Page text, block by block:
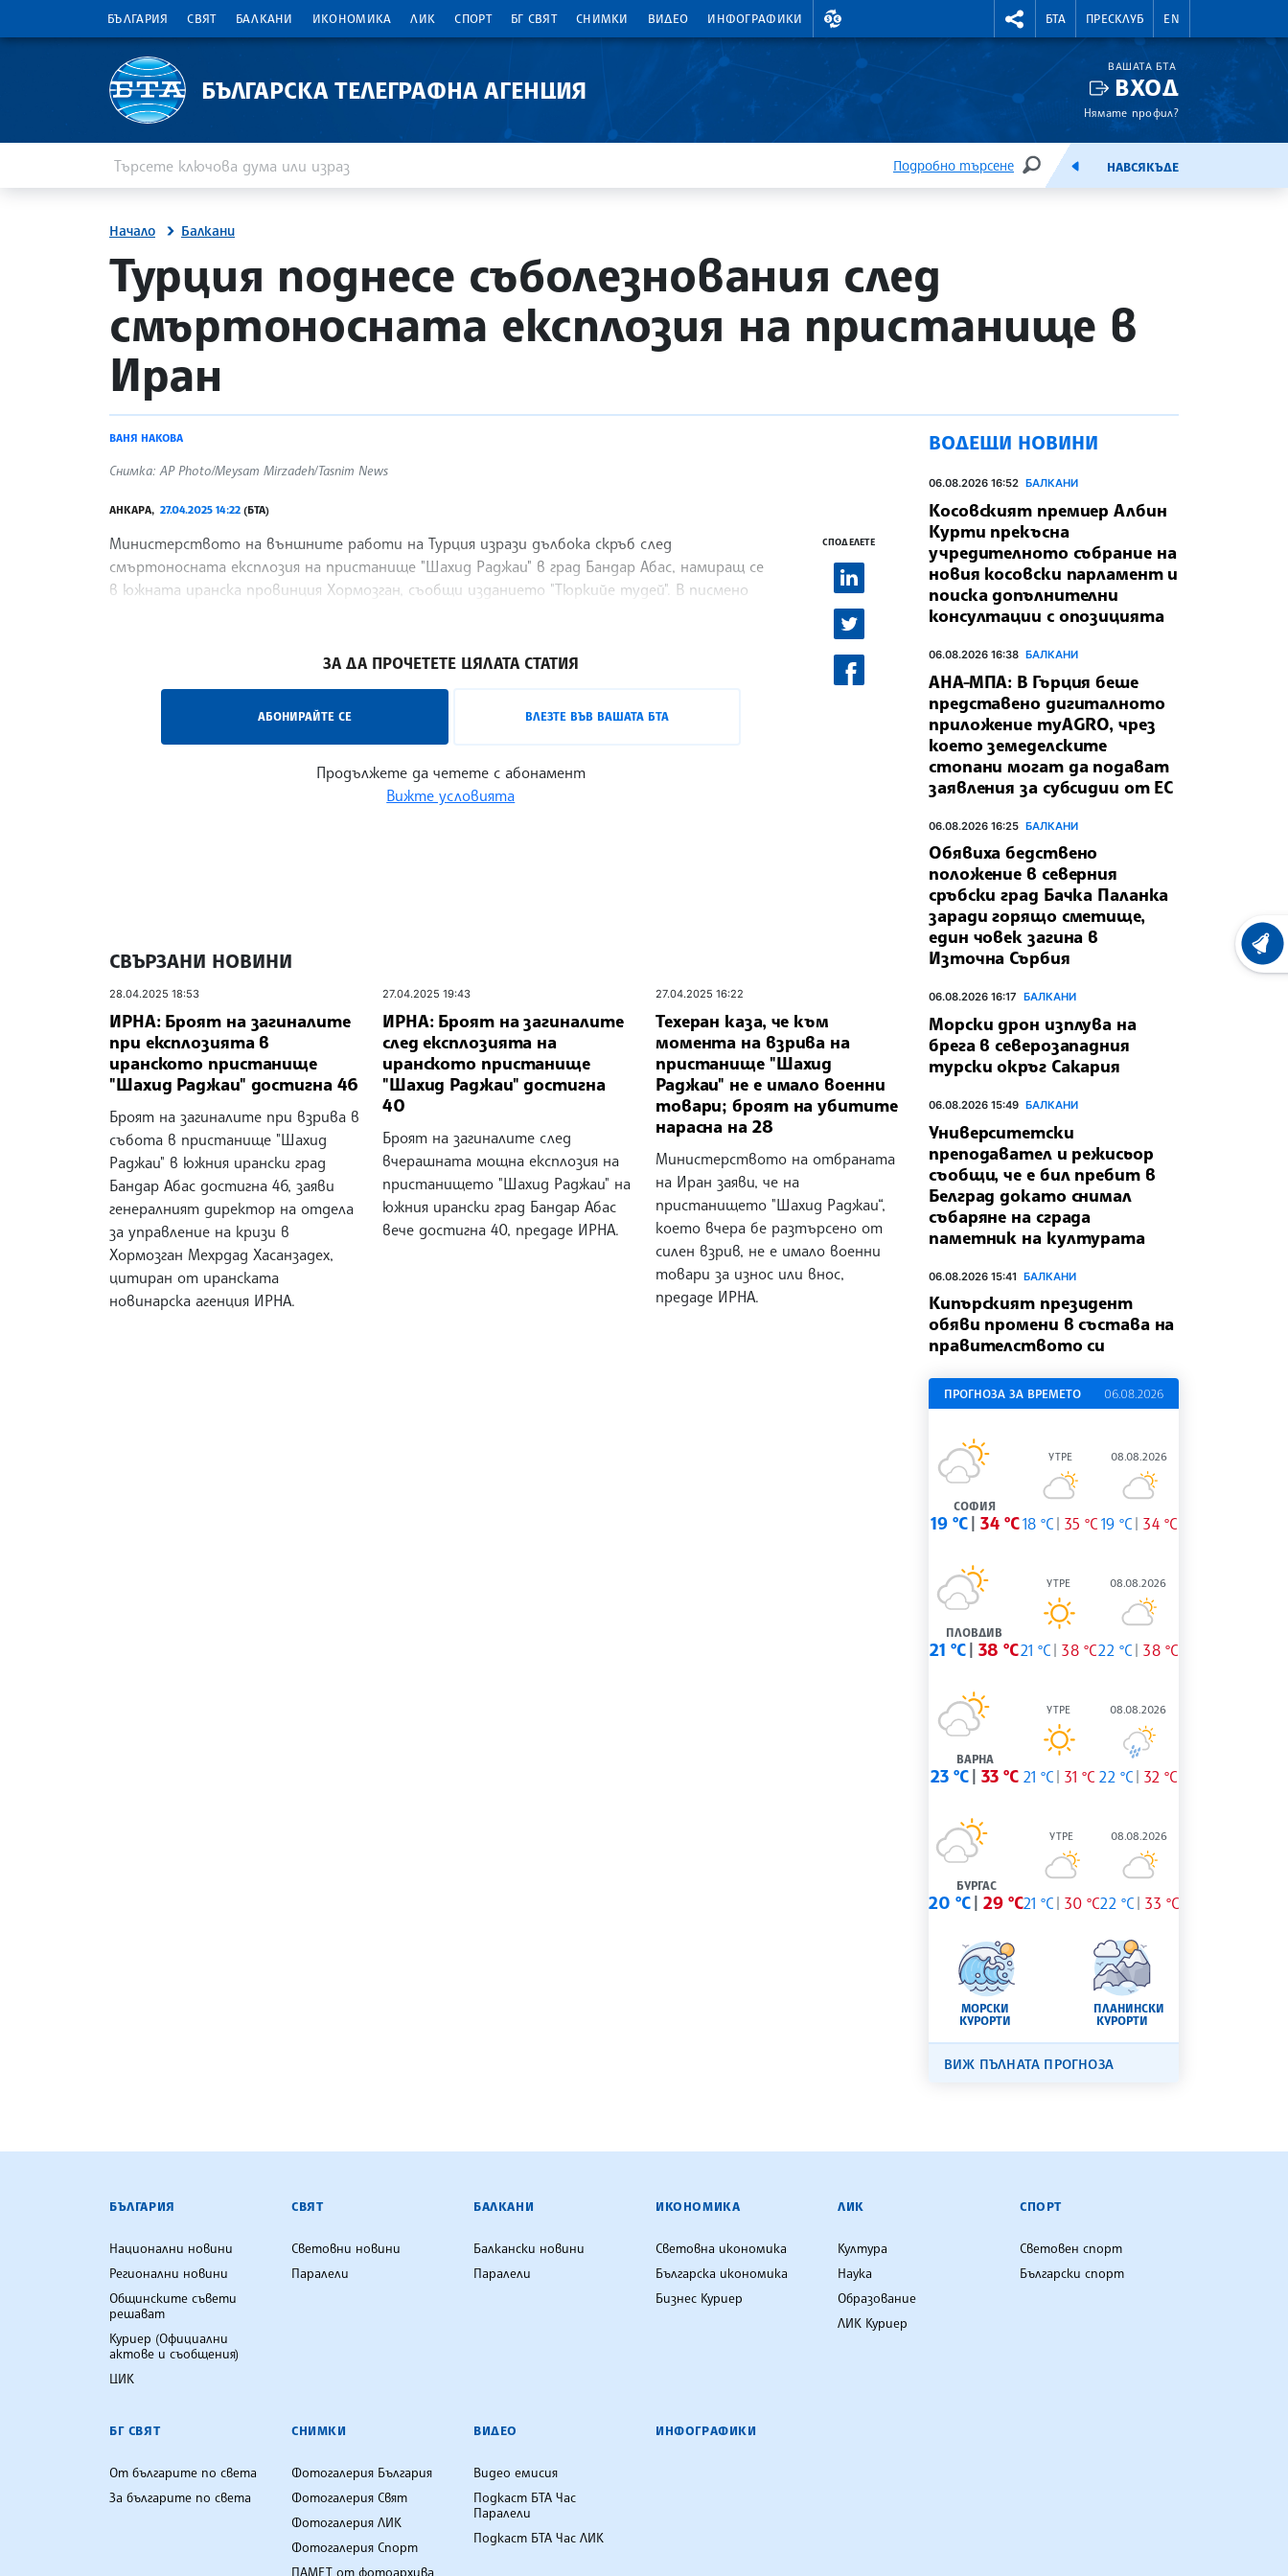
БЪЛГАРИЯ СВЯТ БАЛКАНИ ИКОНОМИКА ЛИК СПОРТ БГ СВЯТ СНИМКИ ВИДЕО ИНФОГРАФИКИ
ВАЛУТНИ КУРСОВЕ RIGHTMENU.SOCIAL
БТА ПРЕСКЛУБ EN
БЪЛГАРСКА ТЕЛЕГРАФНА АГЕНЦИЯ
ВАШАТА БТА
ВХОД
Нямате профил?
Подробно търсене
ТЪРСЕНЕЕМИСИЯНАВСЯКЪДЕ
Начало Балкани
site.bta
Турция поднесе съболезнования след
смъртоносната експлозия на пристанище в
Иран
ВАНЯ НАКОВА
Снимка: AP Photo/Meysam Mirzadeh/Tasnim News
АНКАРА, 27.04.2025 14:22 (БТА)
Министерството на външните работи на Турция изрази дълбока скръб след
смъртоносната експлозия на пристанище "Шахид Раджаи" в град Бандар Абас, намиращ се
в южната иранска провинция Хормозган, съобщи изданието "Тюркийе тудей". В писмено
ЗА ДА ПРОЧЕТЕТЕ ЦЯЛАТА СТАТИЯ
АБОНИРАЙТЕ СЕ ВЛЕЗТЕ ВЪВ ВАШАТА БТА
Продължете да четете с абонамент
Вижте условията
СПОДЕЛЕТЕ
СВЪРЗАНИ НОВИНИ
28.04.2025 18:53
ИРНА: Броят на загиналите
при експлозията в
иранското пристанище
"Шахид Раджаи" достигна 46
Броят на загиналите при взрива в
събота в пристанище "Шахид
Раджаи" в южния ирански град
Бандар Абас достигна 46, заяви
генералният директор на отдела
за управление на кризи в
Хормозган Мехрдад Хасанзадех,
цитиран от иранската
новинарска агенция ИРНА.
27.04.2025 19:43
ИРНА: Броят на загиналите
след експлозията на
иранското пристанище
"Шахид Раджаи" достигна
40
Броят на загиналите след
вчерашната мощна експлозия на
пристанището "Шахид Раджаи" на
южния ирански град Бандар Абас
вече достигна 40, предаде ИРНА.
27.04.2025 16:22
Техеран каза, че към
момента на взрива на
пристанище "Шахид
Раджаи" не е имало военни
товари; броят на убитите
нарасна на 28
Министерството на отбраната
на Иран заяви, че на
пристанището "Шахид Раджаи“,
което вчера бе разтърсено от
силен взрив, не е имало военни
товари за износ или внос,
предаде ИРНА.
ВОДЕЩИ НОВИНИ
06.08.2026 16:52 БАЛКАНИ
Косовският премиер Албин
Курти прекъсна
учредителното събрание на
новия косовски парламент и
поиска допълнителни
консултации с опозицията
06.08.2026 16:38 БАЛКАНИ
АНА-МПА: В Гърция беше
представено дигиталното
приложение myAGRO, чрез
което земеделските
стопани могат да подават
заявления за субсидии от ЕС
06.08.2026 16:25 БАЛКАНИ
Обявиха бедствено
положение в северния
сръбски град Бачка Паланка
заради горящо сметище,
един човек загина в
Източна Сърбия
06.08.2026 16:17 БАЛКАНИ
Морски дрон изплува на
брега в северозападния
турски окръг Сакария
06.08.2026 15:49 БАЛКАНИ
Университетски
преподавател и режисьор
съобщи, че е бил пребит в
Белград докато снимал
събаряне на сграда
паметник на културата
06.08.2026 15:41 БАЛКАНИ
Кипърският президент
обяви промени в състава на
правителството си
ПРОГНОЗА ЗА ВРЕМЕТО 06.08.2026
СОФИЯ
19 °C 34 °C
УТРЕ
18 °C 35 °C
08.08.2026
19 °C 34 °C
ПЛОВДИВ
21 °C 38 °C
УТРЕ
21 °C 38 °C
08.08.2026
22 °C 38 °C
ВАРНА
23 °C 33 °C
УТРЕ
21 °C 31 °C
08.08.2026
22 °C 32 °C
БУРГАС
20 °C 29 °C
УТРЕ
21 °C 30 °C
08.08.2026
22 °C 33 °C
МОРСКИ
КУРОРТИ
ПЛАНИНСКИ
КУРОРТИ
ВИЖ ПЪЛНАТА ПРОГНОЗА
БЪЛГАРСКА ТЕЛЕГРАФНА АГЕНЦИЯ
БЪЛГАРИЯ
Национални новини
Регионални новини
Общинските съвети
решават
Куриер (Официални
актове и съобщения)
ЦИК
СВЯТ
Световни новини
Паралели
БАЛКАНИ
Балкански новини
Паралели
ИКОНОМИКА
Световна икономика
Българска икономика
Бизнес Куриер
ЛИК
Култура
Наука
Образование
ЛИК Куриер
СПОРТ
Световен спорт
Български спорт
БГ СВЯТ
От българите по света
За българите по света
СНИМКИ
Фотогалерия България
Фотогалерия Свят
Фотогалерия ЛИК
Фотогалерия Спорт
ПАМЕТ от фотоархива
ВИДЕО
Видео емисия
Подкаст БТА Час
Паралели
Подкаст БТА Час ЛИК
ИНФОГРАФИКИ